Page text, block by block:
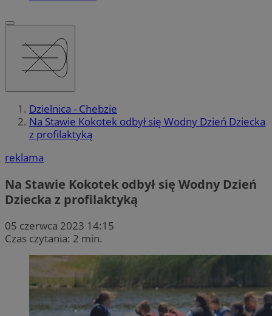
Dzielnica - Chebzie
Na Stawie Kokotek odbył się Wodny Dzień Dziecka
z profilaktyką
reklama
Na Stawie Kokotek odbył się Wodny Dzień
Dziecka z profilaktyką
05 czerwca 2023 14:15
Czas czytania: 2 min.